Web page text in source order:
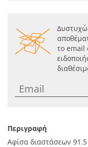
το email
Περιγραφή
Αφίσα διαστάσεων